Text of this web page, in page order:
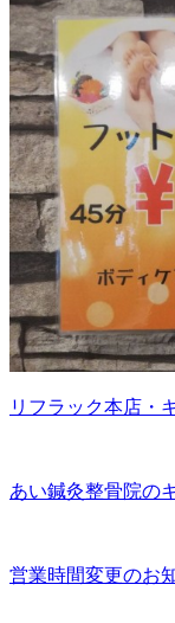
リフラック本店・
あい鍼灸整骨院の
営業時間変更のお